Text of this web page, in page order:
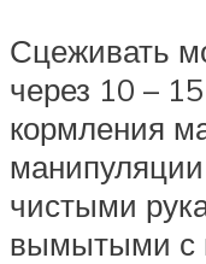
Сцеживать
через 10 –
кормления
чистыми
вымытыми с